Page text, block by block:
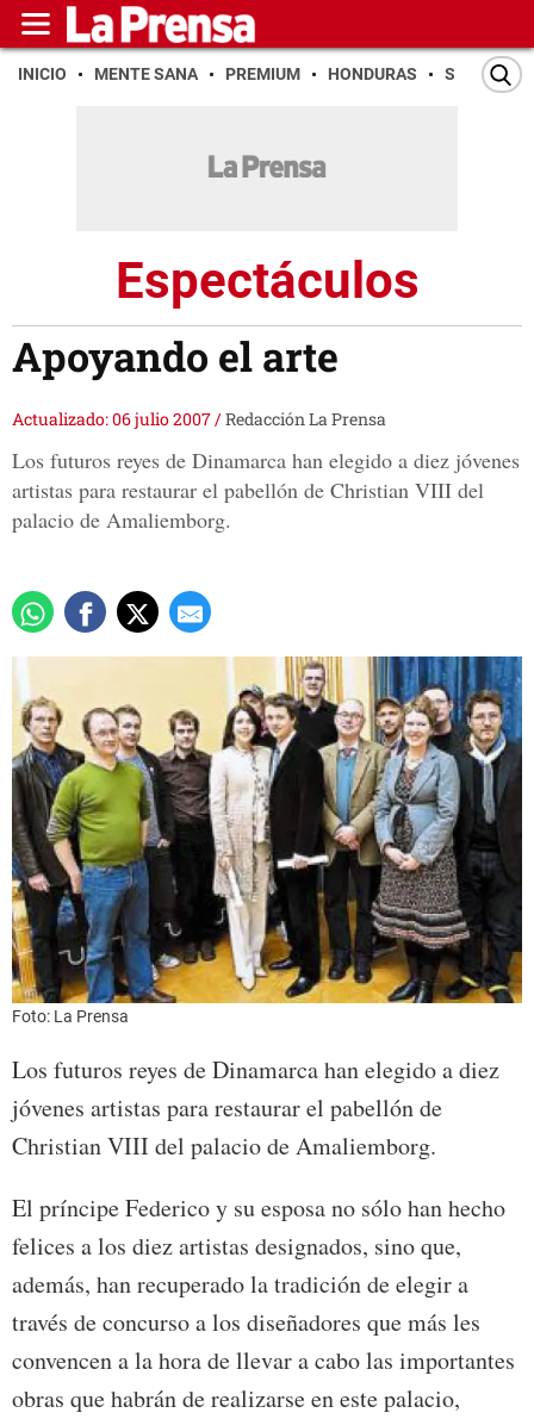
INICIO MENTE SANA PREMIUM HONDURAS SAN PEDRO
Espectáculos
Apoyando el arte
Actualizado: 06 julio 2007/Redacción La Prensa
Los futuros reyes de Dinamarca han elegido a diez jóvenes
artistas para restaurar el pabellón de Christian VIII del
palacio de Amaliemborg.
Foto: La Prensa
Los futuros reyes de Dinamarca han elegido a diez
jóvenes artistas para restaurar el pabellón de
Christian VIII del palacio de Amaliemborg.
El príncipe Federico y su esposa no sólo han hecho
felices a los diez artistas designados, sino que,
además, han recuperado la tradición de elegir a
través de concurso a los diseñadores que más les
convencen a la hora de llevar a cabo las importantes
obras que habrán de realizarse en este palacio,